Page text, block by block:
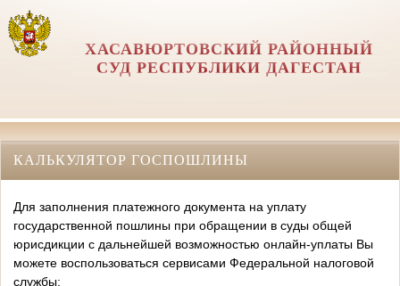
ХАСАВЮРТОВСКИЙ РАЙОННЫЙ
СУД РЕСПУБЛИКИ ДАГЕСТАН
КАЛЬКУЛЯТОР ГОСПОШЛИНЫ
Для заполнения платежного документа на уплату
государственной пошлины при обращении в суды общей
юрисдикции с дальнейшей возможностью онлайн-уплаты Вы
можете воспользоваться сервисами Федеральной налоговой
службы: